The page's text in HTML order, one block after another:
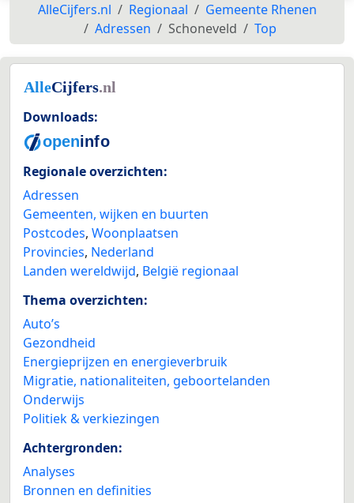
AlleCijfers.nl Regionaal
Gemeente Rhenen
Adressen
Schoneveld Top
Downloads:
Regionale overzichten:
Adressen
Gemeenten, wijken en buurten
Postcodes, Woonplaatsen
Provincies, Nederland
Landen wereldwijd, België regionaal
Thema overzichten:
Auto’s
Gezondheid
Energieprijzen en energieverbruik
Migratie, nationaliteiten, geboortelanden
Onderwijs
Politiek & verkiezingen
Achtergronden:
Analyses
Bronnen en definities